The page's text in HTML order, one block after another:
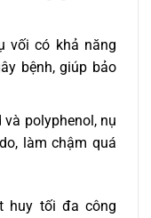
vối có khả năng
bệnh, giúp bảo
polyphenol, nụ
làm chậm quá
huy tối đa công